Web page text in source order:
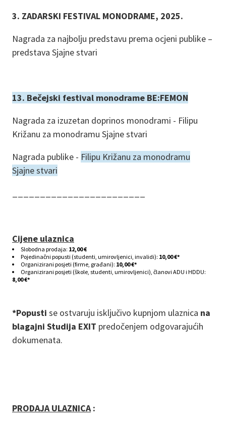
3. ZADARSKI FESTIVAL MONODRAME, 2025.
Nagrada za najbolju predstavu prema ocjeni publike –
predstava Sjajne stvari
13. Bečejski festival monodrame BE:FEMON
Nagrada za izuzetan doprinos monodrami - Filipu
Križanu za monodramu Sjajne stvari
Nagrada publike - Filipu Križanu za monodramu
Sjajne stvari
Cijene ulaznica
Slobodna prodaja: 12,00 €
Pojedinačni popusti (studenti, umirovljenici, invalidi): 10,00 €*
Organizirani posjeti (firme, građani): 10,00 €*
Organizirani posjeti (škole, studenti, umirovljenici), članovi ADU i HDDU:
8,00 €*
*Popusti se ostvaruju isključivo kupnjom ulaznica na
blagajni Studija EXIT predočenjem odgovarajućih
dokumenata.
PRODAJA ULAZNICA: